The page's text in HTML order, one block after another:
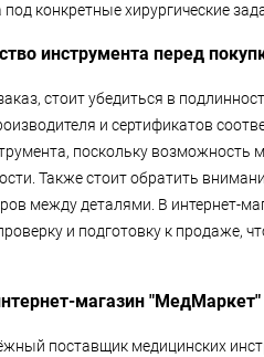
конкретные хирургические
инструмента перед
стоит убедиться в
и сертификатов
поскольку возможность
Также стоит обратить
между деталями. В интернет-
и подготовку к продаже,
магазин "МедМаркет"
поставщик медицинских